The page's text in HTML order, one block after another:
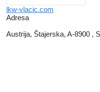
lkw-vlacic.com
Adresa
Austrija, Štajerska, A-8900 ,